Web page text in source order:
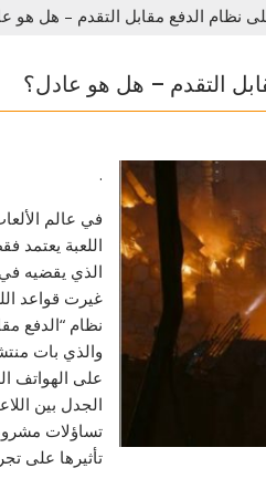
نظام الدفع مقابل التقدم – هل هو
التقدم – هل هو عادل؟
.
في عالم
اللعبة يعتمد
الذي يقضيه
غيرت قواعد
والذي بات
على الهواتف
الجدل بين
تساؤلات
تأثيرها على